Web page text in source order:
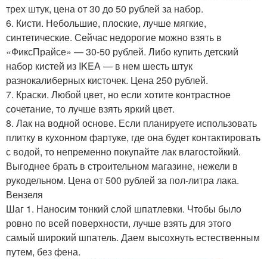
трех штук, цена от 30 до 50 рублей за набор.
6. Кисти. Небольшие, плоские, лучше мягкие,
синтетические. Сейчас недорогие можно взять в
«ФиксПрайсе» — 30-50 рублей. Либо купить детский
набор кистей из IKEA — в нем шесть штук
разнокалиберных кисточек. Цена 250 рублей.
7. Краски. Любой цвет, но если хотите контрастное
сочетание, то лучше взять яркий цвет.
8. Лак на водной основе. Если планируете использовать
плитку в кухонном фартуке, где она будет контактировать
с водой, то непременно покупайте лак влагостойкий.
Выгоднее брать в строительном магазине, нежели в
рукодельном. Цена от 500 рублей за пол-литра лака.
Вензеля
Шаг 1. Наносим тонкий слой шпатлевки. Чтобы было
ровно по всей поверхности, лучше взять для этого
самый широкий шпатель. Даем высохнуть естественным
путем, без фена.